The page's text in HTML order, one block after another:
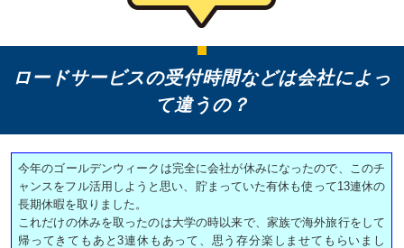
ロードサービスの受付時間などは会社によっ
て違うの？
今年のゴールデンウィークは完全に会社が休みになったので、このチ
ャンスをフル活用しようと思い、貯まっていた有休も使って13連休の
長期休暇を取りました。
これだけの休みを取ったのは大学の時以来で、家族で海外旅行をして
帰ってきてもあと3連休もあって、思う存分楽しませてもらいまし